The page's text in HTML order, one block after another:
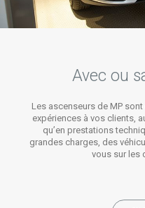
Avec ou
Les ascenseurs de MP
expériences à vos clients,
qu’en prestations
grandes charges, des
vous sur les